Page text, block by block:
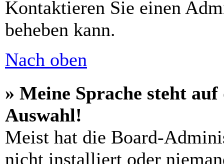
Kontaktieren Sie einen
beheben kann.
Nach oben
» Meine Sprache steht
Auswahl!
Meist hat die Board-
nicht installiert oder